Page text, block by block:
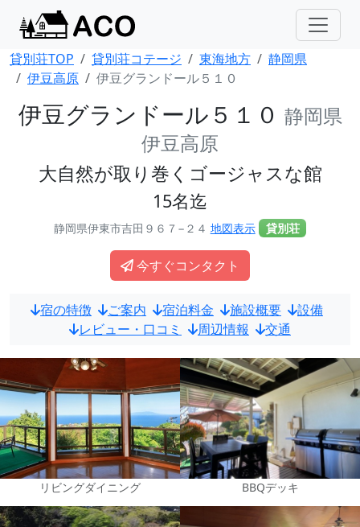
貸別荘TOP 貸別荘コテージ 東海地方
静岡県
伊豆高原
伊豆グランドール５１０
伊豆グランドール５１０ 静岡県
伊豆高原
大自然が取り巻くゴージャスな館
15名迄
静岡県伊東市吉田９６７−２４ 地図表示 貸別荘
今すぐコンタクト
宿の特徴 ご案内 宿泊料金 施設概要
設備
レビュー・口コミ
周辺情報 交通
リビングダイニング BBQデッキ